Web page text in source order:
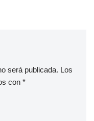
será publicada. Los
con *